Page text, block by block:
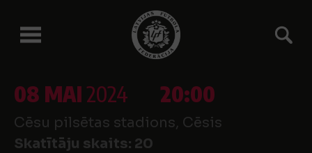
08 MAI2024 20:00
Cēsu pilsētas stadions, Cēsis
Skatītāju skaits: 20